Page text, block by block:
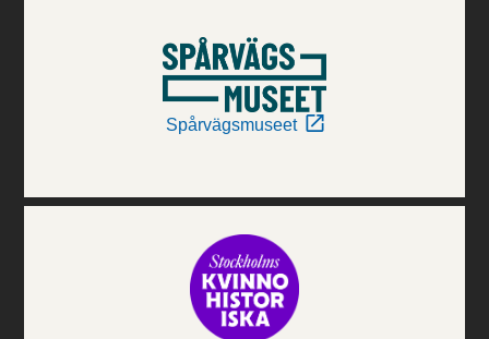
Spårvägsmuseet